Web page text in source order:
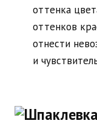
оттенка
оттенков
отнести
и